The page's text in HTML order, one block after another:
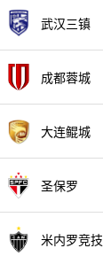
武汉三镇
成都蓉城
大连鲲城
圣保罗
米内罗竞技